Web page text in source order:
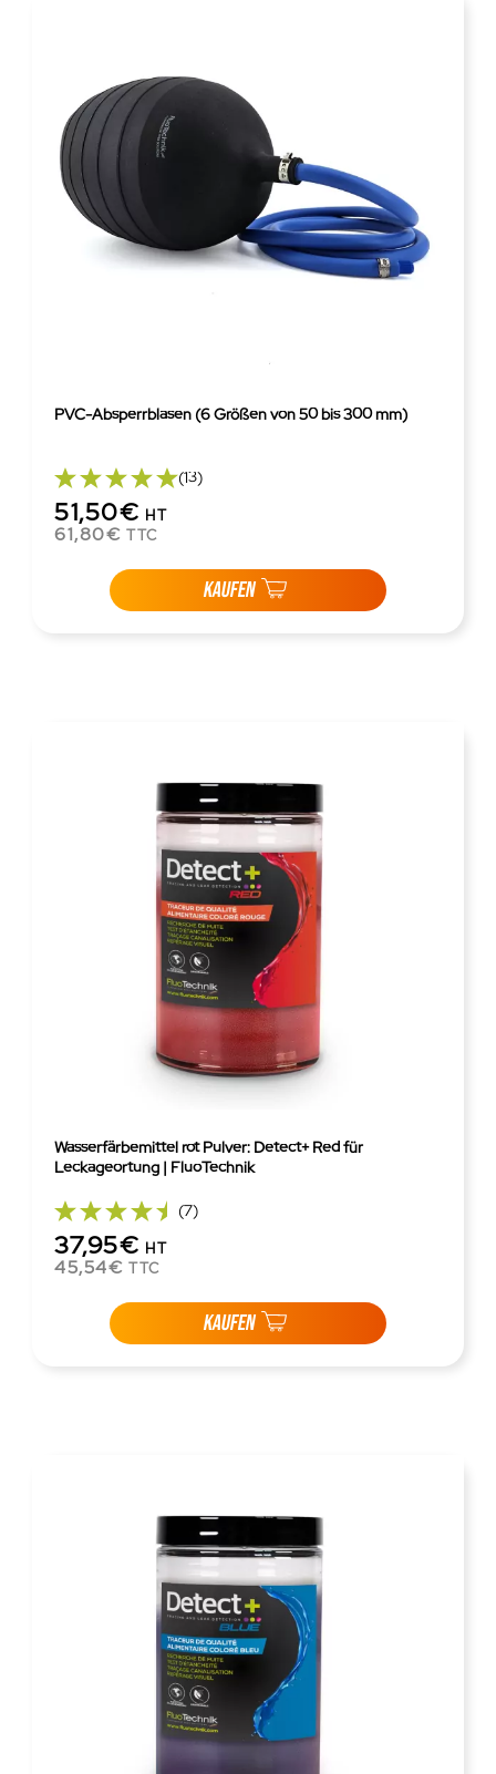
PVC-Absperrblasen (6 Größen von 50 bis 300 mm)
(13)
51,50€ HT
61,80€ TTC
KAUFEN
Wasserfärbemittel rot Pulver: Detect+ Red für
Leckageortung | FluoTechnik
(7)
37,95€ HT
45,54€ TTC
KAUFEN